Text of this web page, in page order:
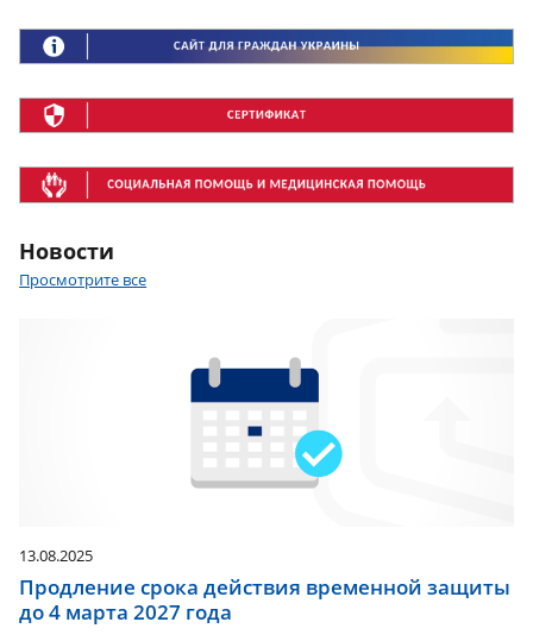
Новости
Просмотрите все
13.08.2025
Продление срока действия временной защиты
до 4 марта 2027 года